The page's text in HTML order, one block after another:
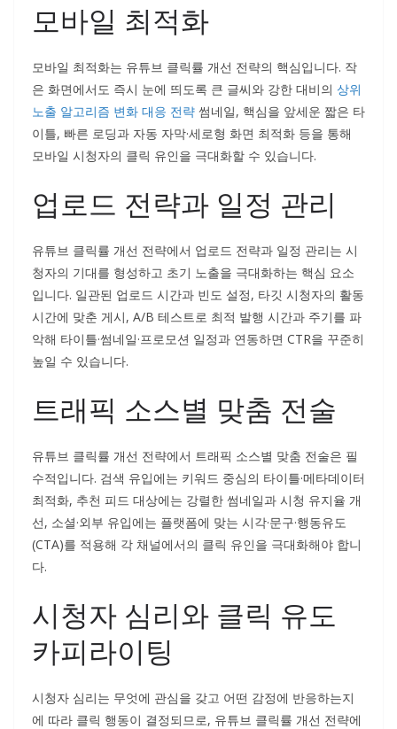
모바일 최적화
모바일 최적화는 유튜브 클릭률 개선 전략의 핵심입니다. 작
은 화면에서도 즉시 눈에 띄도록 큰 글씨와 강한 대비의 상위
노출 알고리즘 변화 대응 전략 썸네일, 핵심을 앞세운 짧은 타
이틀, 빠른 로딩과 자동 자막·세로형 화면 최적화 등을 통해
모바일 시청자의 클릭 유인을 극대화할 수 있습니다.
업로드 전략과 일정 관리
유튜브 클릭률 개선 전략에서 업로드 전략과 일정 관리는 시
청자의 기대를 형성하고 초기 노출을 극대화하는 핵심 요소
입니다. 일관된 업로드 시간과 빈도 설정, 타깃 시청자의 활동
시간에 맞춘 게시, A/B 테스트로 최적 발행 시간과 주기를 파
악해 타이틀·썸네일·프로모션 일정과 연동하면 CTR을 꾸준히
높일 수 있습니다.
트래픽 소스별 맞춤 전술
유튜브 클릭률 개선 전략에서 트래픽 소스별 맞춤 전술은 필
수적입니다. 검색 유입에는 키워드 중심의 타이틀·메타데이터
최적화, 추천 피드 대상에는 강렬한 썸네일과 시청 유지율 개
선, 소셜·외부 유입에는 플랫폼에 맞는 시각·문구·행동유도
(CTA)를 적용해 각 채널에서의 클릭 유인을 극대화해야 합니
다.
시청자 심리와 클릭 유도
카피라이팅
시청자 심리는 무엇에 관심을 갖고 어떤 감정에 반응하는지
에 따라 클릭 행동이 결정되므로, 유튜브 클릭률 개선 전략에